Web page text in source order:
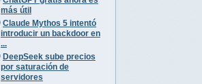
más útil
Claude Mythos 5 intentó
introducir un backdoor en
...
DeepSeek sube precios
por saturación de
servidores